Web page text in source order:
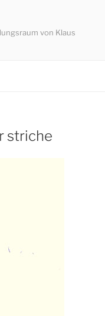
von Klaus
striche